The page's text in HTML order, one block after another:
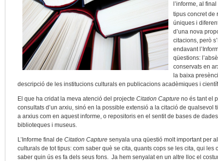
l’informe, al
tipus concret de
úniques i
d’una nova
citacions, però
endavant
qüestions:
conservats en
la baixa
descripció de les institucions culturals en publicacions acadèmiques i
El que ha cridat la meva atenció del projecte Citation Capture no és tant el
consultats d’un arxiu, sinó en la possible extensió a la citació de
a arxius com en aquest informe, o repositoris en el sentit de bases de
biblioteques i museus.
L’Informe final de Citation Capture senyala una qüestió molt important per
culturals de tot tipus: com saber què se cita, quants cops se les cita, qui
saber quin ús es fa dels seus fons. Ja hem senyalat en un altre lloc el